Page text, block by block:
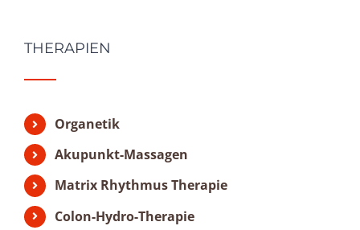
THERAPIEN
Organetik
Akupunkt-Massagen
Matrix Rhythmus Therapie
Colon-Hydro-Therapie